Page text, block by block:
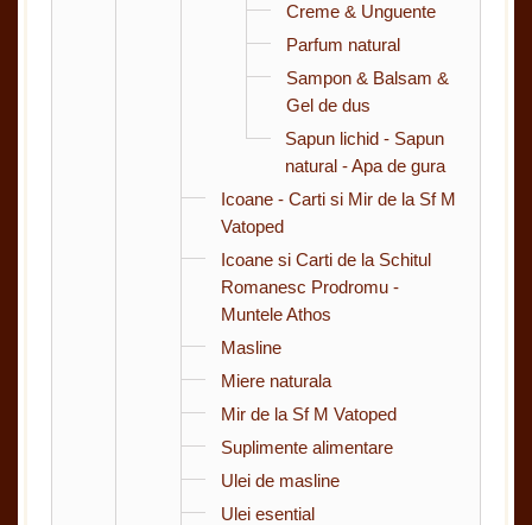
Creme & Unguente
Parfum natural
Sampon & Balsam &
Gel de dus
Sapun lichid - Sapun
natural - Apa de gura
Icoane - Carti si Mir de la Sf M
Vatoped
Icoane si Carti de la Schitul
Romanesc Prodromu -
Muntele Athos
Masline
Miere naturala
Mir de la Sf M Vatoped
Suplimente alimentare
Ulei de masline
Ulei esential